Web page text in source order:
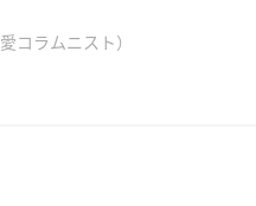
コラムニスト）